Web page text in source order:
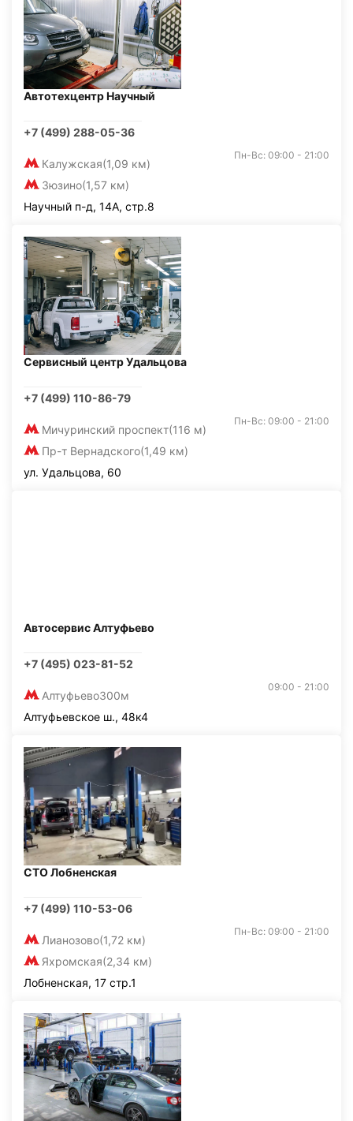
Автотехцентр Научный
+7 (499) 288-05-36
Калужская(1,09 км)
Зюзино(1,57 км)
Пн-Вс: 09:00 - 21:00
Научный п-д, 14А, стр.8
Сервисный центр Удальцова
+7 (499) 110-86-79
Мичуринский проспект(116 м)
Пр-т Вернадского(1,49 км)
Пн-Вс: 09:00 - 21:00
ул. Удальцова, 60
Автосервис Алтуфьево
+7 (495) 023-81-52
Алтуфьево300м
09:00 - 21:00
Алтуфьевское ш., 48к4
СТО Лобненская
+7 (499) 110-53-06
Лианозово(1,72 км)
Яхромская(2,34 км)
Пн-Вс: 09:00 - 21:00
Лобненская, 17 стр.1